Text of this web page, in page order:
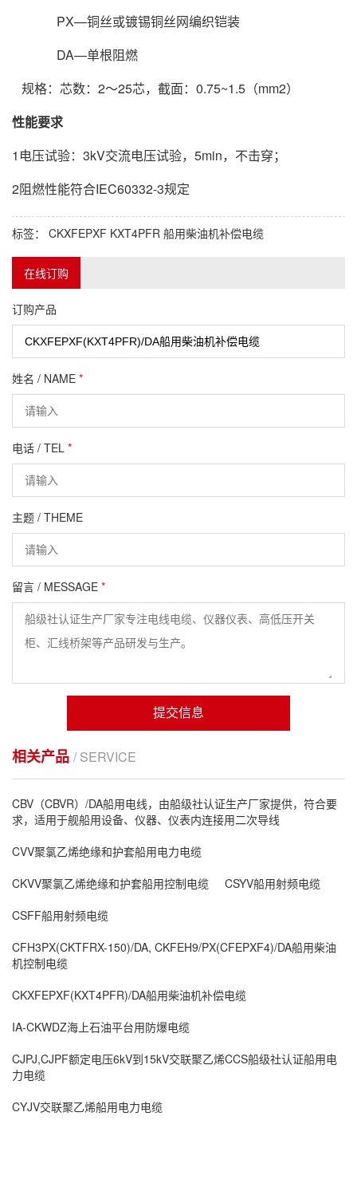
PX—铜丝或镀锡铜丝网编织铠装
DA—单根阻燃
规格：芯数：2～25芯，截面：0.75~1.5（mm2）
性能要求
1电压试验：3kV交流电压试验，5min，不击穿；
2阻燃性能符合IEC60332-3规定
标签： CKXFEPXF KXT4PFR 船用柴油机补偿电缆
在线订购
订购产品
姓名 / NAME *
电话 / TEL *
主题 / THEME
留言 / MESSAGE *
提交信息
相关产品 / SERVICE
CBV（CBVR）/DA船用电线，由船级社认证生产厂家提供，符合要
求，适用于舰船用设备、仪器、仪表内连接用二次导线
CVV聚氯乙烯绝缘和护套船用电力电缆
CKVV聚氯乙烯绝缘和护套船用控制电缆
CSYV船用射频电缆
CSFF船用射频电缆
CFH3PX(CKTFRX-150)/DA, CKFEH9/PX(CFEPXF4)/DA船用柴油
机控制电缆
CKXFEPXF(KXT4PFR)/DA船用柴油机补偿电缆
IA-CKWDZ海上石油平台用防爆电缆
CJPJ,CJPF额定电压6kV到15kV交联聚乙烯CCS船级社认证船用电
力电缆
CYJV交联聚乙烯船用电力电缆